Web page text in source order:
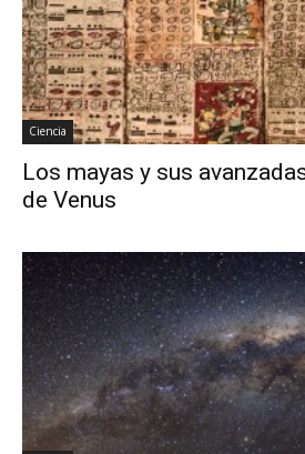
Ciencia
Los mayas y sus
de Venus